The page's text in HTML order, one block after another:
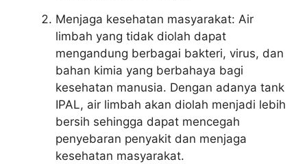
Menjaga kesehatan masyarakat: Air
limbah yang tidak diolah dapat
mengandung berbagai bakteri, virus, dan
bahan kimia yang berbahaya bagi
kesehatan manusia. Dengan adanya tank
IPAL, air limbah akan diolah menjadi lebih
bersih sehingga dapat mencegah
penyebaran penyakit dan menjaga
kesehatan masyarakat.